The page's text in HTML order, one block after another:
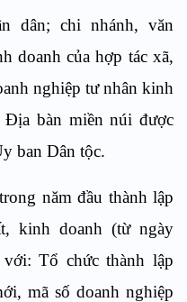
dân; chi nhánh, văn
doanh của hợp tác xã,
nghiệp tư nhân kinh
bàn miền núi được
ban Dân tộc.
năm đầu thành lập
kinh doanh (từ ngày
Tổ chức thành lập
mã số doanh nghiệp